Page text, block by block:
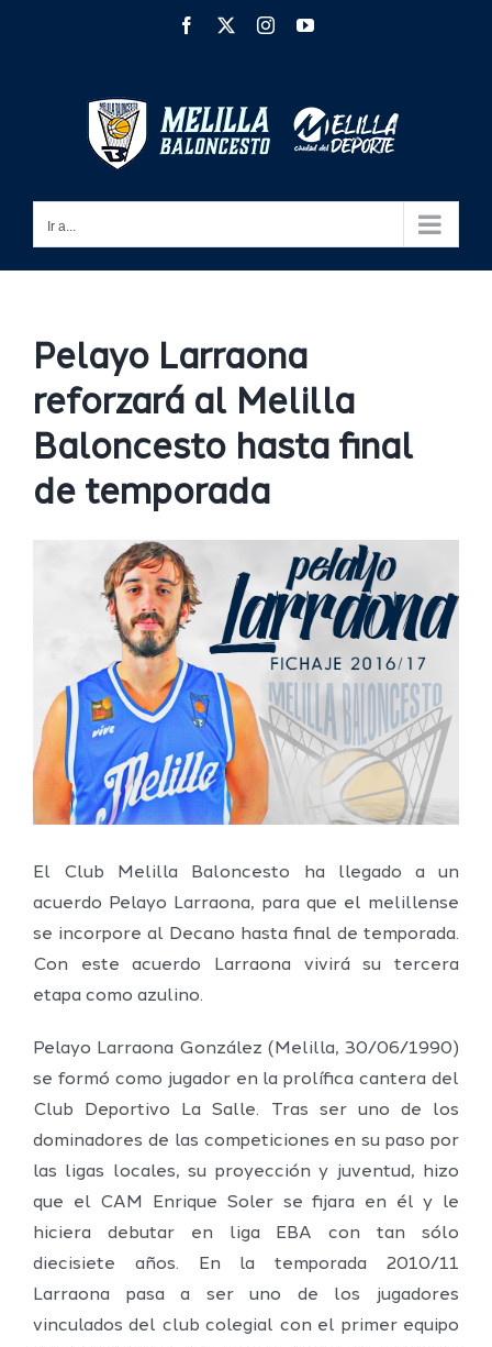
Facebook InstagramYouTube
Ir a...
Pelayo Larraona
reforzará al Melilla
Baloncesto hasta final
de temporada
El Club Melilla Baloncesto ha llegado a un
acuerdo Pelayo Larraona, para que el melillense
se incorpore al Decano hasta final de temporada.
Con este acuerdo Larraona vivirá su tercera
etapa como azulino.
Pelayo Larraona González (Melilla, 30/06/1990)
se formó como jugador en la prolífica cantera del
Club Deportivo La Salle. Tras ser uno de los
dominadores de las competiciones en su paso por
las ligas locales, su proyección y juventud, hizo
que el CAM Enrique Soler se fijara en él y le
hiciera debutar en liga EBA con tan sólo
diecisiete años. En la temporada 2010/11
Larraona pasa a ser uno de los jugadores
vinculados del club colegial con el primer equipo